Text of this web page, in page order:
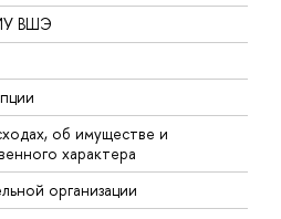
ВШЭ
об имуществе и
характера
организации